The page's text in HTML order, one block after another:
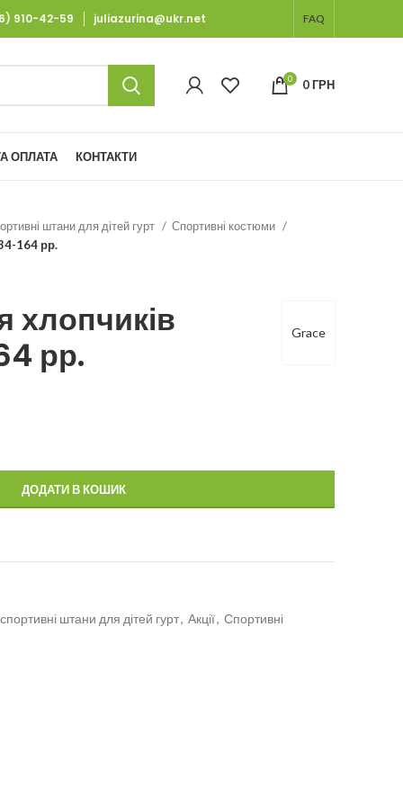
910-42-59 juliazurina@ukr.net FAQ
0 0ГРН
ОПЛАТА КОНТАКТИ
штани для дітей гурт
Спортивні костюми
164 рр.
Grace
рр.
ДОДАТИ В КОШИК
штани для дітей гурт, Акції, Спортивні